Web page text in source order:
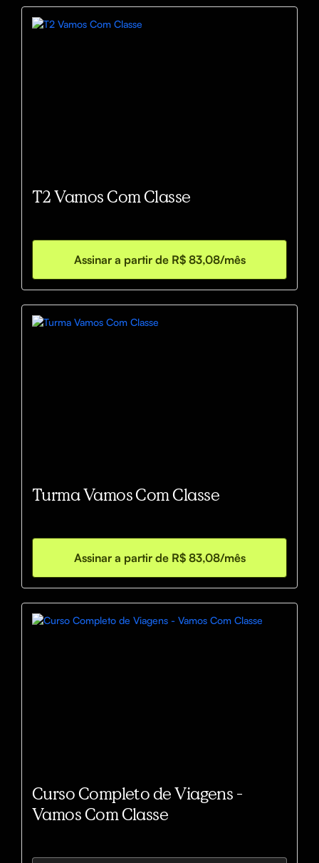
T2 Vamos Com Classe
Assinar a partir de R$ 83,08/mês
Turma Vamos Com Classe
Assinar a partir de R$ 83,08/mês
Curso Completo de Viagens -
Vamos Com Classe